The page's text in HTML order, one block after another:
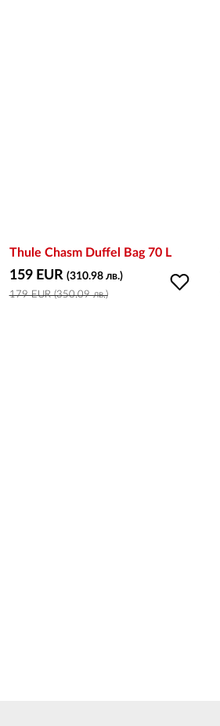
Thule Chasm Duffel Bag 70 L
159 EUR (310.98 лв.)
179 EUR (350.09 лв.)